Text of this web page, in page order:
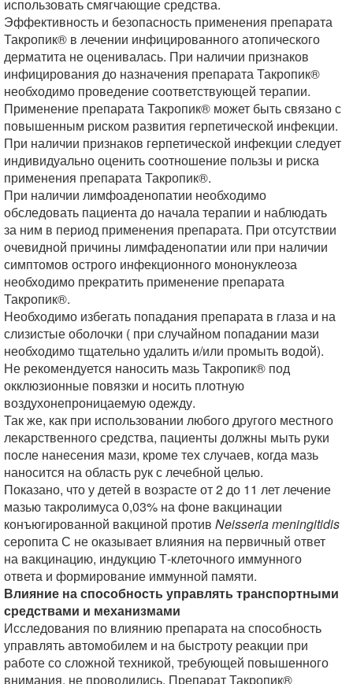
использовать смягчающие средства.
Эффективность и безопасность применения препарата
Такропик® в лечении инфицированного атопического
дерматита не оценивалась. При наличии признаков
инфицирования до назначения препарата Такропик®
необходимо проведение соответствующей терапии.
Применение препарата Такропик® может быть связано с
повышенным риском развития герпетической инфекции.
При наличии признаков герпетической инфекции следует
индивидуально оценить соотношение пользы и риска
применения препарата Такропик®.
При наличии лимфоаденопатии необходимо
обследовать пациента до начала терапии и наблюдать
за ним в период применения препарата. При отсутствии
очевидной причины лимфаденопатии или при наличии
симптомов острого инфекционного мононуклеоза
необходимо прекратить применение препарата
Такропик®.
Необходимо избегать попадания препарата в глаза и на
слизистые оболочки ( при случайном попадании мази
необходимо тщательно удалить и/или промыть водой).
Не рекомендуется наносить мазь Такропик® под
окклюзионные повязки и носить плотную
воздухонепроницаемую одежду.
Так же, как при использовании любого другого местного
лекарственного средства, пациенты должны мыть руки
после нанесения мази, кроме тех случаев, когда мазь
наносится на область рук с лечебной целью.
Показано, что у детей в возрасте от 2 до 11 лет лечение
мазью такролимуса 0,03% на фоне вакцинации
конъюгированной вакциной против Neisseria meningitidis
серопита С не оказывает влияния на первичный ответ
на вакцинацию, индукцию Т-клеточного иммунного
ответа и формирование иммунной памяти.
Влияние на способность управлять транспортными
средствами и механизмами
Исследования по влиянию препарата на способность
управлять автомобилем и на быстроту реакции при
работе со сложной техникой, требующей повышенного
внимания, не проводились. Препарат Такропик®